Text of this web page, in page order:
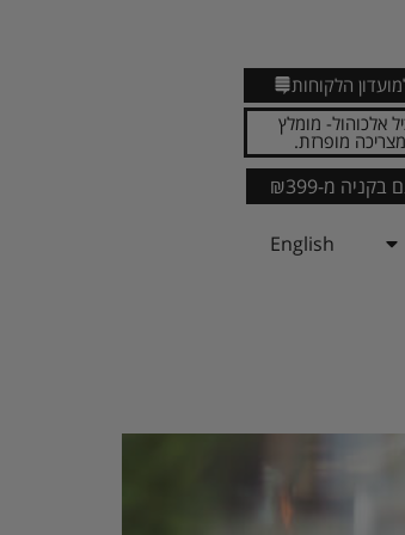
הלקוחות
אלכוהול- מומלץ
מופרזת.
מ-₪399
English